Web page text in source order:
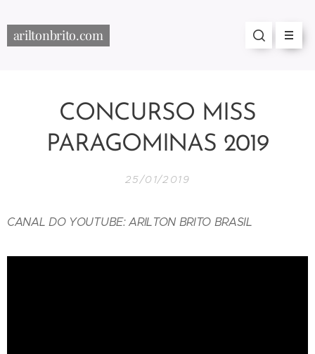
ariltonbrito.com
CONCURSO MISS
PARAGOMINAS 2019
25/01/2019
CANAL DO YOUTUBE: ARILTON BRITO BRASIL